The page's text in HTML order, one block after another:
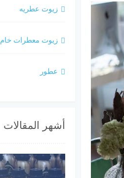
زيوت عطريه
زيوت معطرات خام
عطور
أشهر المقالات